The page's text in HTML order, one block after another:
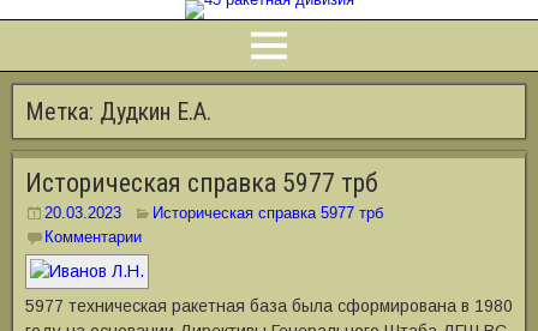
Метка: Дудкин Е.А.
Историческая справка 5977 трб
20.03.2023
Историческая справка 5977 трб
Комментарии
5977 техническая ракетная база была сформирована в 1980